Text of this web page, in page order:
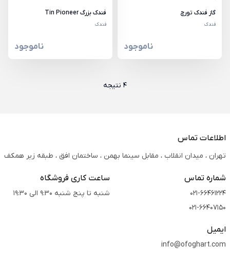
گاز فندک تورچ
فندک
ناموجود
فندک بزرگ Tin Pioneer
فندک
ناموجود
4 نتیجه
اطلاعات تماس
تهران ، میدان انقلاب ، مقابل سینما بهمن ، ساختمان افق ، طبقه زیر همکف
شماره تماس
021-66461224
021-66407150
ساعت کاری فروشگاه
شنبه تا پنج شنبه 9:30 الی 19:30
ایمیل
info@ofoghart.com